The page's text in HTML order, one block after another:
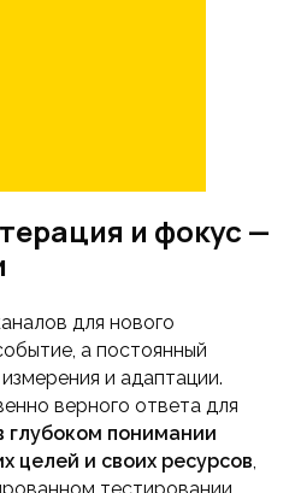
и фокус —
для нового
а постоянный
и адаптации.
верного ответа для
глубоком понимании
целей и своих ресурсов,